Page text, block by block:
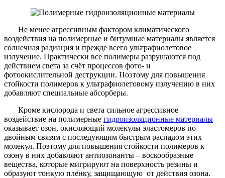
Не менее агрессивным фактором климатического
воздействия на полимерные и битумные материалы является
солнечная радиация и прежде всего ультрафиолетовое
излучение. Практически все полимеры разрушаются под
действием света за счёт процессов фото- и
фотоокислительной деструкции. Поэтому для повышения
стойкости полимеров к ультрафиолетовому излучению в них
добавляют специальные абсорберы.
Кроме кислорода и света сильное агрессивное
воздействие на полимерные гидроизоляционные материалы
оказывает озон, окисляющий молекулы эластомеров по
двойным связям с последующим быстрым распадом этих
молекул. Поэтому для повышения стойкости полимеров к
озону в них добавляют антиозонанты – воскообразные
вещества, которые мигрируют на поверхность резины и
образуют тонкую плёнку, защищающую от действия озона.